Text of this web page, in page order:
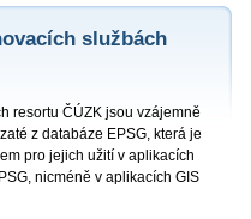
službách
resortu ČÚZK jsou vzájemně
z databáze EPSG, která je
pro jejich užití v aplikacích
nicméně v aplikacích GIS